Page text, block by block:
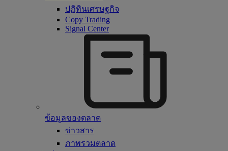
ปฏิทินเศรษฐกิจ
Copy Trading
Signal Center
ข้อมูลของตลาด
ข่าวสาร
ภาพรวมตลาด